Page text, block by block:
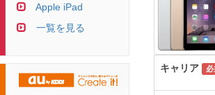
キャリア
Apple iPad
一覧を見る